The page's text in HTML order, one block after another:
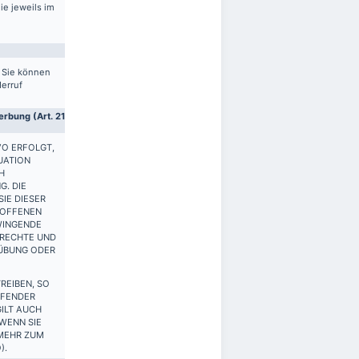
jeweils im
können
(Art. 21
ERFOLGT,
DIE
DIESER
UND
ODER
SO
AUCH
SIE
ZUM